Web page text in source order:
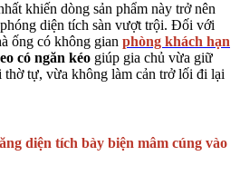
khiến dòng sản phẩm này trở nên
diện tích sàn vượt trội. Đối với
ống có không gian phòng khách hạn
có ngăn kéo giúp gia chủ vừa giữ
thờ tự, vừa không làm cản trở lối đi lại
diện tích bày biện mâm cúng vào